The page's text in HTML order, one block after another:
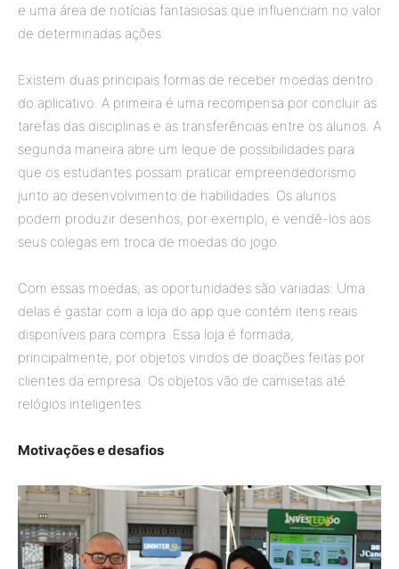
e uma área de notícias fantasiosas que influenciam no valor
de determinadas ações.
Existem duas principais formas de receber moedas dentro
do aplicativo. A primeira é uma recompensa por concluir as
tarefas das disciplinas e as transferências entre os alunos. A
segunda maneira abre um leque de possibilidades para
que os estudantes possam praticar empreendedorismo
junto ao desenvolvimento de habilidades. Os alunos
podem produzir desenhos, por exemplo, e vendê-los aos
seus colegas em troca de moedas do jogo.
Com essas moedas, as oportunidades são variadas: Uma
delas é gastar com a loja do app que contém itens reais
disponíveis para compra. Essa loja é formada,
principalmente, por objetos vindos de doações feitas por
clientes da empresa. Os objetos vão de camisetas até
relógios inteligentes.
Motivações e desafios